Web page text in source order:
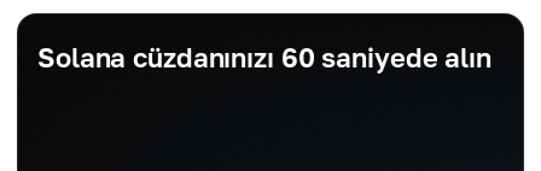
Solana cüzdanınızı 60 saniyede alın